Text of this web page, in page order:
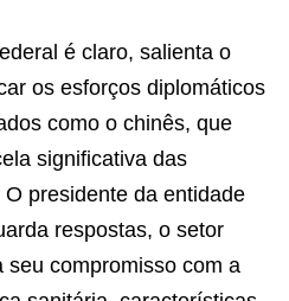
é claro, salienta o
os esforços diplomáticos
como o chinês, que
significativa das
presidente da entidade
respostas, o setor
compromisso com a